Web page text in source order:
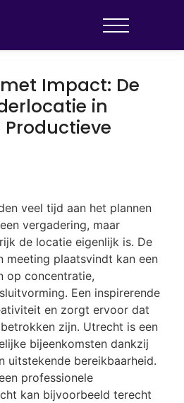
Impact: De
in
veel tijd aan het plannen
vergadering, maar
de locatie eigenlijk is. De
meeting plaatsvindt kan een
op concentratie,
Een inspirerende
en zorgt ervoor dat
zijn. Utrecht is een
bijeenkomsten dankzij
uitstekende bereikbaarheid.
professionele
kan bijvoorbeeld terecht